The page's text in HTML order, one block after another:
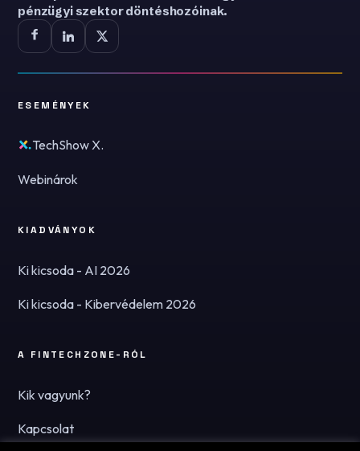
pénzügyi szektor döntéshozóinak.
ESEMÉNYEK
TechShow X.
Webinárok
KIADVÁNYOK
Ki kicsoda - AI 2026
Ki kicsoda - Kibervédelem 2026
A FINTECHZONE-RÓL
Kik vagyunk?
Kapcsolat